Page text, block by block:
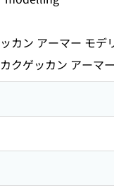
カン アーマー モデ
クゲッカン アーマ